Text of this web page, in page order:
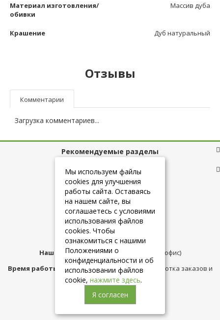
Материал изготовления/
обивки
Массив дуба
Крашение Дуб натуральный
Отзывы
Комментарии
Загрузка комментариев...
Рекомендуемые разделы
Полезные ссылки
+7 (925) 084-10-60
Наш адрес:Москва,ул.Плещеева д.12 (офис)
Время работы магазина:с 10:00 до 21:00 (обработка заказов и
консультация)
Мы используем файлы
cookies для улучшения
работы сайта. Оставаясь
на нашем сайте, вы
соглашаетесь с условиями
использования файлов
cookies. Чтобы
ознакомиться с нашими
Положениями о
конфиденциальности и об
использовании файлов
cookie, нажмите здесь.
Я согласен